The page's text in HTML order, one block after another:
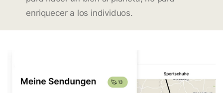
enriquecer a los individuos.